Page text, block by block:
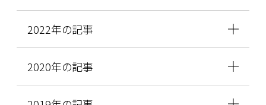
2022年の記事
2020年の記事